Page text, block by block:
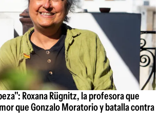
Roxana Rügnitz, la profesora que
que Gonzalo Moratorio y batalla contra